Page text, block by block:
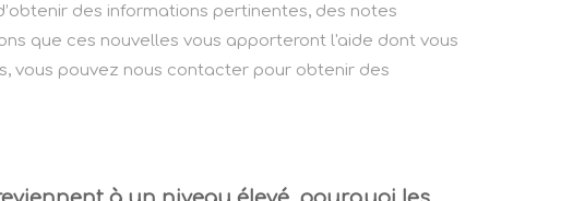
des informations pertinentes, des notes
que ces nouvelles vous apporteront l'aide dont vous
vous pouvez nous contacter pour obtenir des